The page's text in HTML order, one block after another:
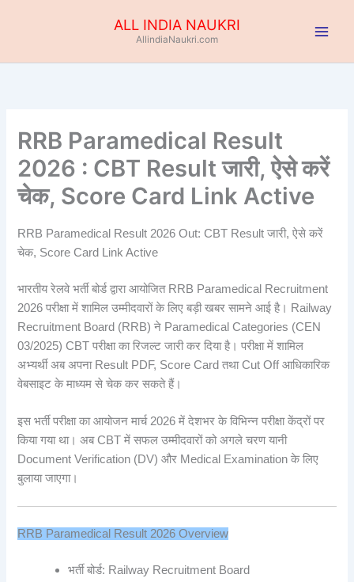
ALL INDIA NAUKRI
AllindiaNaukri.com
RRB Paramedical Result
2026 : CBT Result जारी, ऐसे करें
चेक, Score Card Link Active
RRB Paramedical Result 2026 Out: CBT Result जारी, ऐसे करें
चेक, Score Card Link Active
भारतीय रेलवे भर्ती बोर्ड द्वारा आयोजित RRB Paramedical Recruitment
2026 परीक्षा में शामिल उम्मीदवारों के लिए बड़ी खबर सामने आई है। Railway
Recruitment Board (RRB) ने Paramedical Categories (CEN
03/2025) CBT परीक्षा का रिजल्ट जारी कर दिया है। परीक्षा में शामिल
अभ्यर्थी अब अपना Result PDF, Score Card तथा Cut Off आधिकारिक
वेबसाइट के माध्यम से चेक कर सकते हैं।
इस भर्ती परीक्षा का आयोजन मार्च 2026 में देशभर के विभिन्न परीक्षा केंद्रों पर
किया गया था। अब CBT में सफल उम्मीदवारों को अगले चरण यानी
Document Verification (DV) और Medical Examination के लिए
बुलाया जाएगा।
RRB Paramedical Result 2026 Overview
भर्ती बोर्ड: Railway Recruitment Board